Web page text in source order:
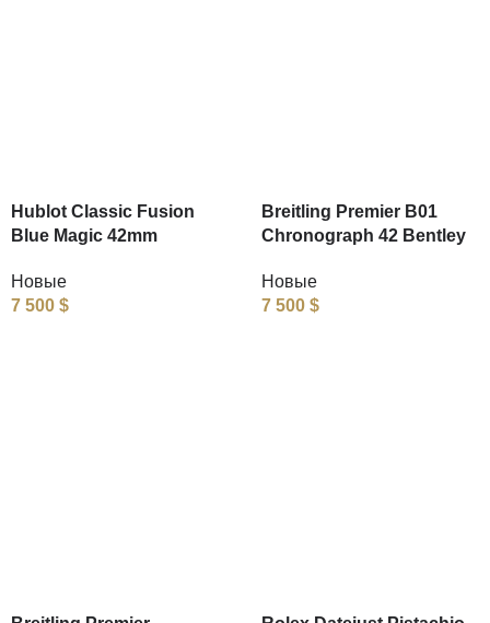
Hublot Classic Fusion
Blue Magic 42mm
Новые
7 500 $
Breitling Premier B01
Chronograph 42 Bentley
Новые
7 500 $